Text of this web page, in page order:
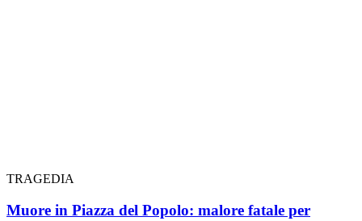
TRAGEDIA
Muore in Piazza del Popolo: malore fatale per